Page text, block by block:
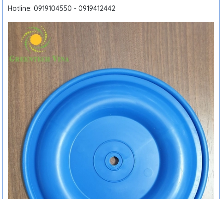
Hotline: 0919104550 - 0919412442